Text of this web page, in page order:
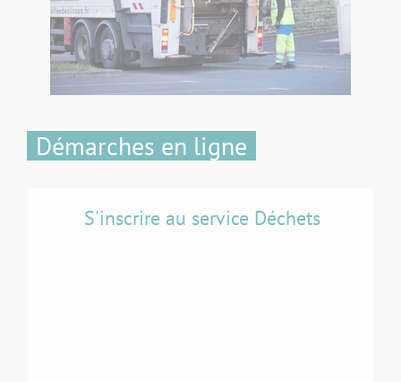
Démarches en ligne
S'inscrire au service Déchets